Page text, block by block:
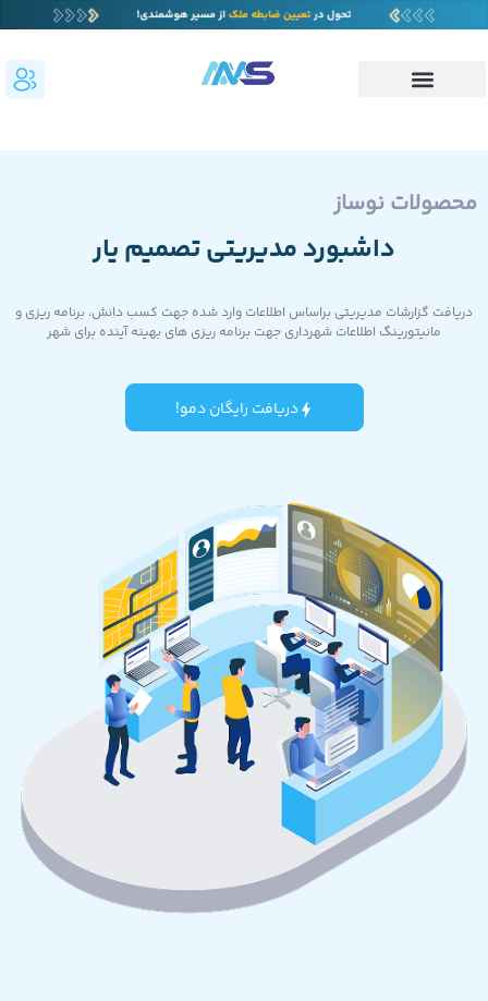
محصولات نوساز
داشبورد مدیریتی تصمیم یار
دریافت گزارشات مدیریتی براساس اطلاعات وارد شده جهت کسب دانش، برنامه ریزی و
مانیتورینگ اطلاعات شهرداری جهت برنامه ریزی های بهینه آینده برای شهر
دریافت رایگان دمو!